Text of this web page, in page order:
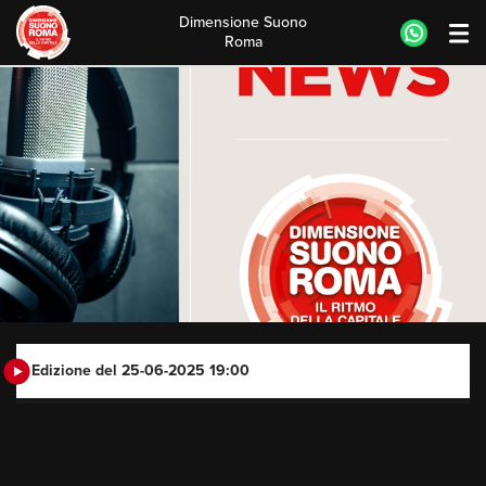
Skip
to
content
Dimensione Suono
Roma
Edizione del 25-06-2025 19:00